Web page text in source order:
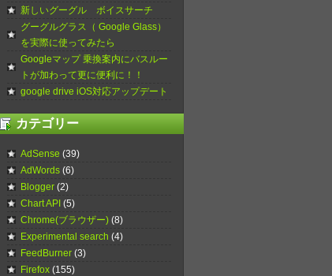
新しいグーグル ボイスサーチ
グーグルグラス（ Google Glass）
を実際に使ってみたら
Googleマップ 乗換案内にバスルー
トが加わって更に便利に！！
google drive iOS対応アップデート
カテゴリー
AdSense (39)
AdWords (6)
Blogger (2)
Chart API (5)
Chrome(ブラウザー) (8)
Experimental search (4)
FeedBurner (3)
Firefox (155)